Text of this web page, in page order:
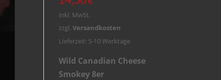
inkl. MwSt.
zzgl.Versandkosten
Lieferzeit: 5-10 Werktage
Wild Canadian Cheese
Smokey 8er